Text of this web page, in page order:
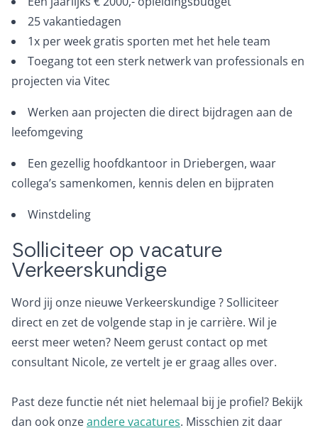
25 vakantiedagen
1x per week gratis sporten met het hele team
Toegang tot een sterk netwerk van professionals en
projecten via Vitec
Werken aan projecten die direct bijdragen aan de
leefomgeving
Een gezellig hoofdkantoor in Driebergen, waar
collega’s samenkomen, kennis delen en bijpraten
Winstdeling
Solliciteer op vacature
Verkeerskundige
Word jij onze nieuwe Verkeerskundige ? Solliciteer
direct en zet de volgende stap in je carrière. Wil je
eerst meer weten? Neem gerust contact op met
consultant Nicole, ze vertelt je er graag alles over.
Past deze functie nét niet helemaal bij je profiel? Bekijk
dan ook onzeandere vacatures. Misschien zit daar